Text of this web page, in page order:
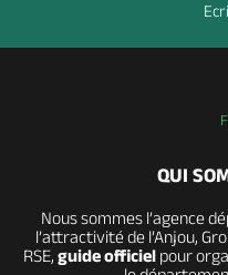
QUI
Nous sommes l’agence
l’attractivité de l’Anjou,
RSE, guide officielpour